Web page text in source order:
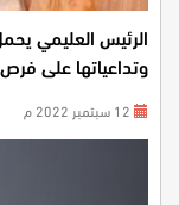
الرئيس العليمي
وتداعياتها على